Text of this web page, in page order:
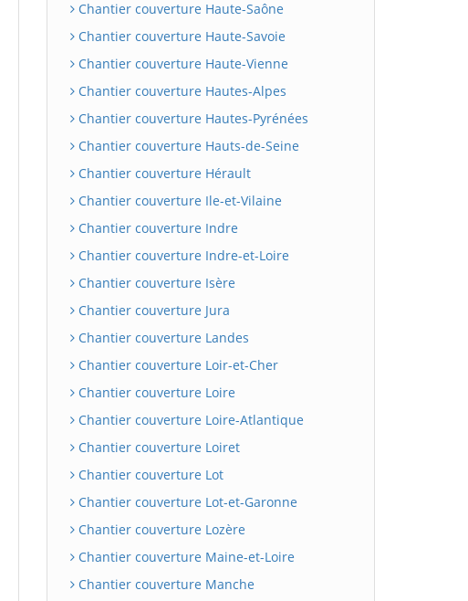
Chantier couverture Haute-Saône
Chantier couverture Haute-Savoie
Chantier couverture Haute-Vienne
Chantier couverture Hautes-Alpes
Chantier couverture Hautes-Pyrénées
Chantier couverture Hauts-de-Seine
Chantier couverture Hérault
Chantier couverture Ile-et-Vilaine
Chantier couverture Indre
Chantier couverture Indre-et-Loire
Chantier couverture Isère
Chantier couverture Jura
Chantier couverture Landes
Chantier couverture Loir-et-Cher
Chantier couverture Loire
Chantier couverture Loire-Atlantique
Chantier couverture Loiret
Chantier couverture Lot
Chantier couverture Lot-et-Garonne
Chantier couverture Lozère
Chantier couverture Maine-et-Loire
Chantier couverture Manche